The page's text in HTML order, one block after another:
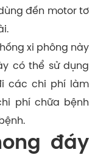
đến motor tơ
xi phông này
có thể sử dụng
các chi phí làm
phí chữa bệnh
đáy